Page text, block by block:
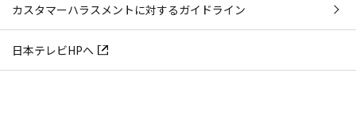
カスタマーハラスメントに対するガイドライン
日本テレビHPへ